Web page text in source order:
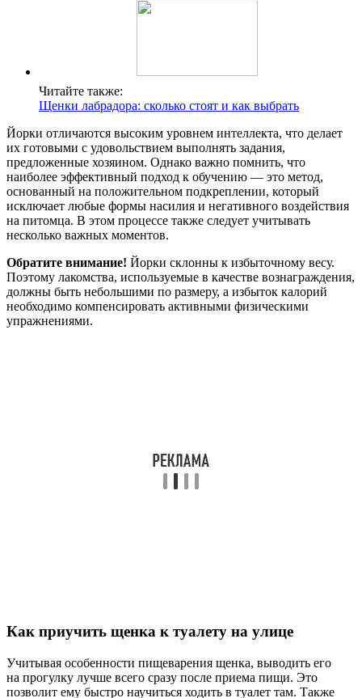
Читайте также:
Щенки лабрадора: сколько стоят и как выбрать
Йорки отличаются высоким уровнем интеллекта, что делает
их готовыми с удовольствием выполнять задания,
предложенные хозяином. Однако важно помнить, что
наиболее эффективный подход к обучению — это метод,
основанный на положительном подкреплении, который
исключает любые формы насилия и негативного воздействия
на питомца. В этом процессе также следует учитывать
несколько важных моментов.
Обратите внимание! Йорки склонны к избыточному весу.
Поэтому лакомства, используемые в качестве вознаграждения,
должны быть небольшими по размеру, а избыток калорий
необходимо компенсировать активными физическими
упражнениями.
Как приучить щенка к туалету на улице
Учитывая особенности пищеварения щенка, выводить его
на прогулку лучше всего сразу после приема пищи. Это
позволит ему быстро научиться ходить в туалет там. Также